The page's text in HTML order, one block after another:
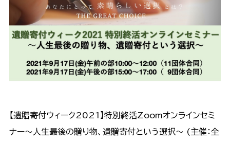
【遺贈寄付ウィーク2021】特別終活Zoomオンラインセミ
ナー〜人生最後の贈り物、遺贈寄付という選択〜 (主催：全